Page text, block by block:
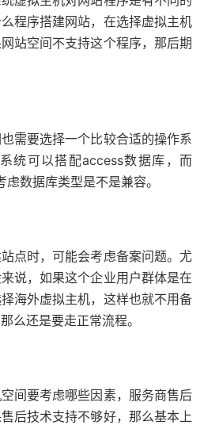
程序搭建网站，在选择虚拟主机
站空间不支持这个程序，那后期
需要选择一个比较合适的操作系
统可以搭配access数据库，而
数据库类型是不是兼容。
点时，可能会考虑备案问题。尤
说，如果这个企业用户群体是在
海外虚拟主机，这样也就不用备
么还是要走正常流程。
间要考虑哪些因素，服务商售后
后技术支持不够好，那么基本上